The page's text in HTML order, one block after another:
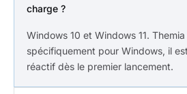
charge ?
Windows 10 et Windows 11.
spécifiquement pour Windows, il
réactif dès le premier lancement.